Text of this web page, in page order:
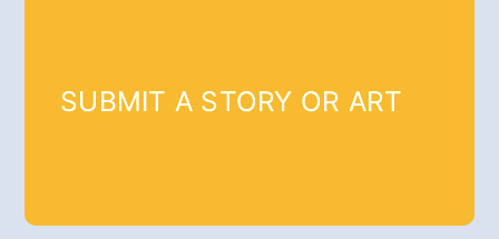
SUBMIT A STORY OR ART